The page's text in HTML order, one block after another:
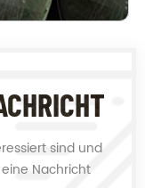
sind und
Nachricht